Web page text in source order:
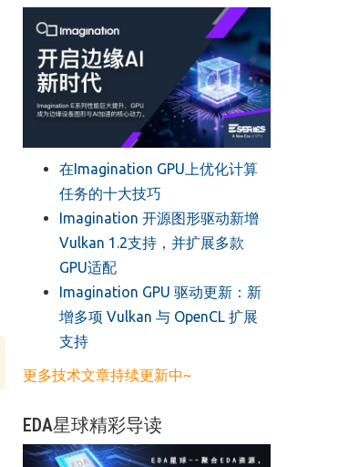
在Imagination GPU上优化计算
任务的十大技巧
​Imagination 开源图形驱动新增
Vulkan 1.2支持，并扩展多款
GPU适配
​Imagination GPU 驱动更新：新
增多项 Vulkan 与 OpenCL 扩展
支持
更多技术文章持续更新中~
EDA星球精彩导读